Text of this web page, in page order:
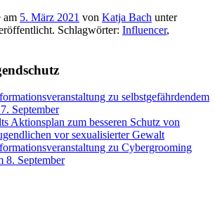
am 5. März 2021 von Katja Bach unter
Schlagwörter: Influencer,
zu selbstgefährdendem
September
Aktionsplan zum besseren Schutz von
vor sexualisierter Gewalt
zu Cybergrooming
8. September